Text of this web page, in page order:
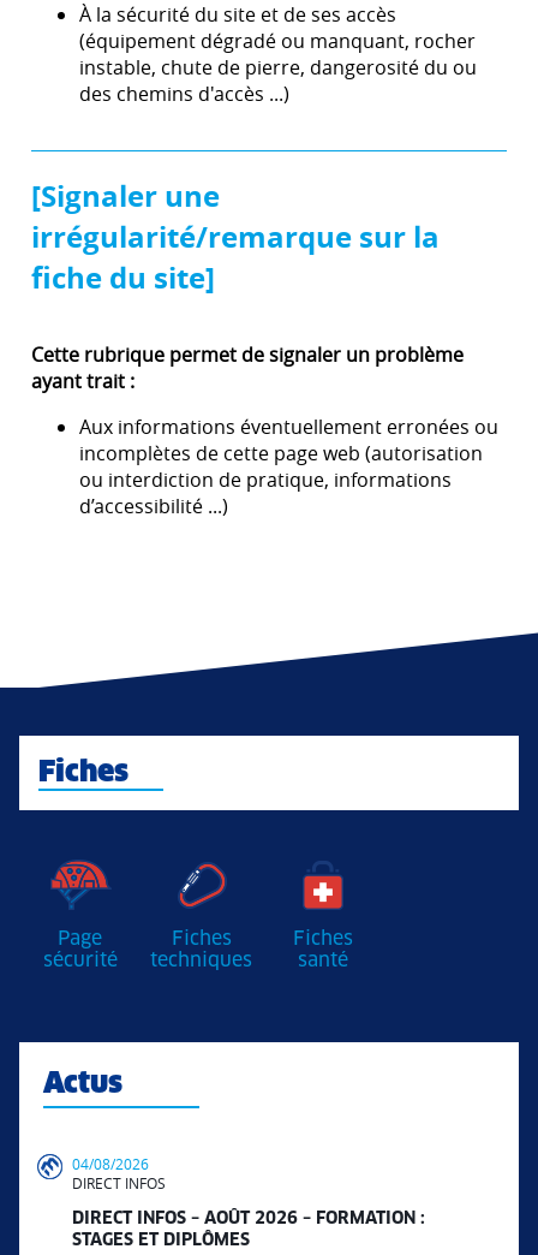
À la sécurité du site et de ses accès
(équipement dégradé ou manquant, rocher
instable, chute de pierre, dangerosité du ou
des chemins d'accès ...)
[Signaler une
irrégularité/remarque sur la
fiche du site]
Cette rubrique permet de signaler un problème
ayant trait :
Aux informations éventuellement erronées ou
incomplètes de cette page web (autorisation
ou interdiction de pratique, informations
d’accessibilité ...)
Fiches
Page
sécurité
Fiches
techniques
Fiches
santé
Actus
04/08/2026
DIRECT INFOS
DIRECT INFOS – AOÛT 2026 – FORMATION :
STAGES ET DIPLÔMES